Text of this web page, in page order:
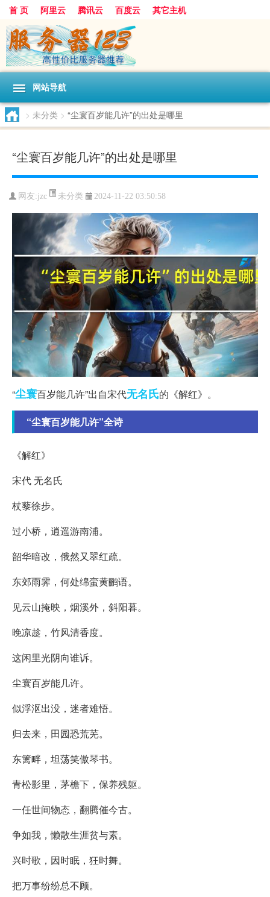
首 页 阿里云 腾讯云 百度云 其它主机
网站导航
> 未分类 > “尘寰百岁能几许”的出处是哪里
“尘寰百岁能几许”的出处是哪里
网友:jzc 未分类 2024-11-22 03:50:58
“尘寰百岁能几许”出自宋代无名氏的《解红》。
“尘寰百岁能几许”全诗
《解红》
宋代 无名氏
杖藜徐步。
过小桥，逍遥游南浦。
韶华暗改，俄然又翠红疏。
东郊雨霁，何处绵蛮黄鹂语。
见云山掩映，烟溪外，斜阳暮。
晚凉趁，竹风清香度。
这闲里光阴向谁诉。
尘寰百岁能几许。
似浮沤出没，迷者难悟。
归去来，田园恐荒芜。
东篱畔，坦荡笑傲琴书。
青松影里，茅檐下，保养残躯。
一任世间物态，翻腾催今古。
争如我，懒散生涯贫与素。
兴时歌，因时眠，狂时舞。
把万事纷纷总不顾。